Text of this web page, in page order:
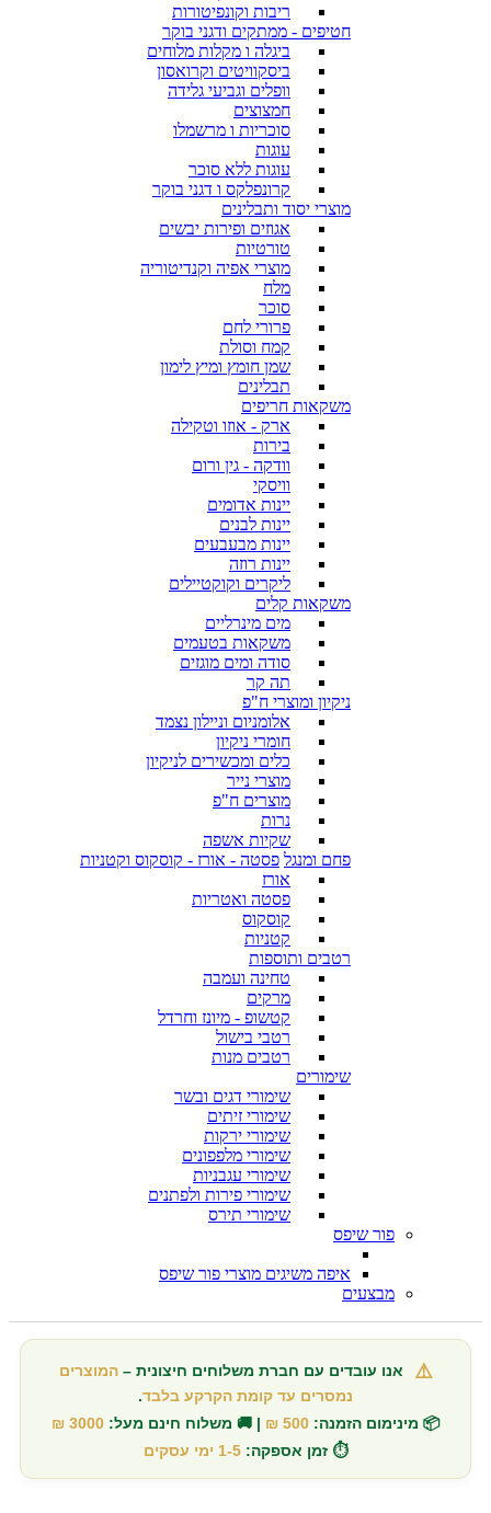
ריבות וקונפיטורות
חטיפים - ממתקים ודגני בוקר
ביגלה ו מקלות מלוחים
ביסקוויטים וקרואסון
וופלים וגביעי גלידה
חמצוצים
סוכריות ו מרשמלו
עוגות
עוגות ללא סוכר
קרונפלקס ו דגני בוקר
מוצרי יסוד ותבלינים
אגוזים ופירות יבשים
טורטיות
מוצרי אפיה וקנדיטוריה
מלח
סוכר
פרורי לחם
קמח וסולת
שמן חומץ ומיץ לימון
תבלינים
משקאות חריפים
ארק - אוזו וטקילה
בירות
וודקה - גין ורום
וויסקי
יינות אדומים
יינות לבנים
יינות מבעבעים
יינות רוזה
ליקרים וקוקטיילים
משקאות קלים
מים מינרליים
משקאות בטעמים
סודה ומים מוגזים
תה קר
ניקיון ומוצרי ח"פ
אלומניום וניילון נצמד
חומרי ניקיון
כלים ומכשירים לניקיון
מוצרי נייר
מוצרים ח"פ
נרות
שקיות אשפה
פחם ומנגל פסטה - אורז - קוסקוס וקטניות
אורז
פסטה ואטריות
קוסקוס
קטניות
רטבים ותוספות
טחינה ועמבה
מרקים
קטשופ - מיונז וחרדל
רטבי בישול
רטבים מנות
שימורים
שימורי דגים ובשר
שימורי זיתים
שימורי ירקות
שימורי מלפפונים
שימורי עגבניות
שימורי פירות ולפתנים
שימורי תירס
פור שיפס
איפה משיגים מוצרי פור שיפס
מבצעים
⚠️ אנו עובדים עם חברת משלוחים חיצונית –המוצרים
נמסרים עד קומת הקרקע בלבד.
📦 מינימום הזמנה: 500 ₪ | 🚚 משלוח חינם מעל: 3000 ₪
⏱️ זמן אספקה: 1-5 ימי עסקים